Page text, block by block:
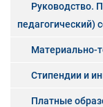
Руководство.
педагогический)
Материально-
Стипендии и
Платные